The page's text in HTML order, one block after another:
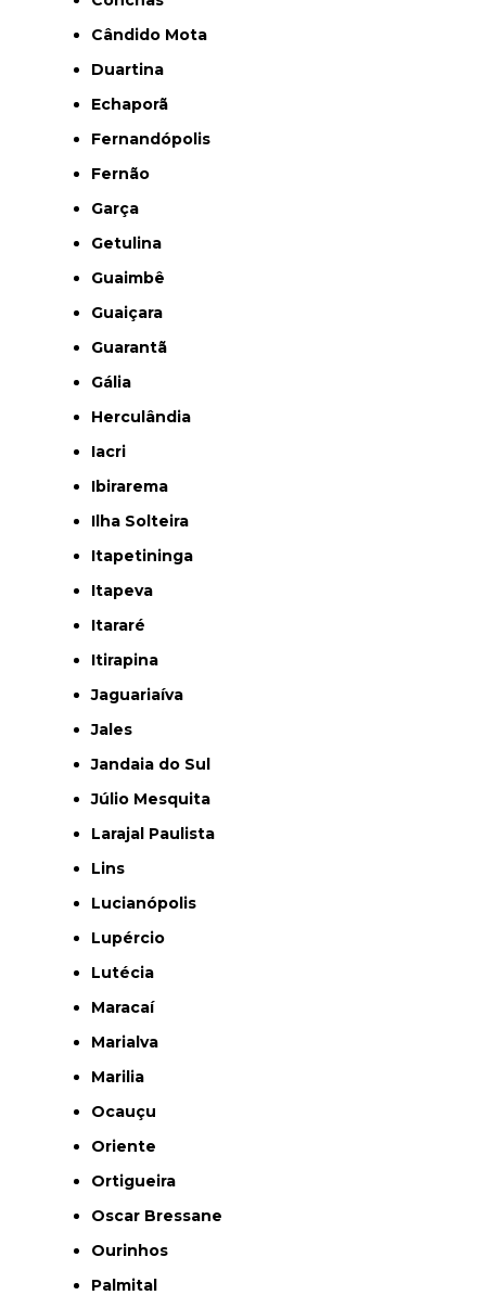
Cândido Mota
Duartina
Echaporã
Fernandópolis
Fernão
Garça
Getulina
Guaimbê
Guaiçara
Guarantã
Gália
Herculândia
Iacri
Ibirarema
Ilha Solteira
Itapetininga
Itapeva
Itararé
Itirapina
Jaguariaíva
Jales
Jandaia do Sul
Júlio Mesquita
Larajal Paulista
Lins
Lucianópolis
Lupércio
Lutécia
Maracaí
Marialva
Marilia
Ocauçu
Oriente
Ortigueira
Oscar Bressane
Ourinhos
Palmital